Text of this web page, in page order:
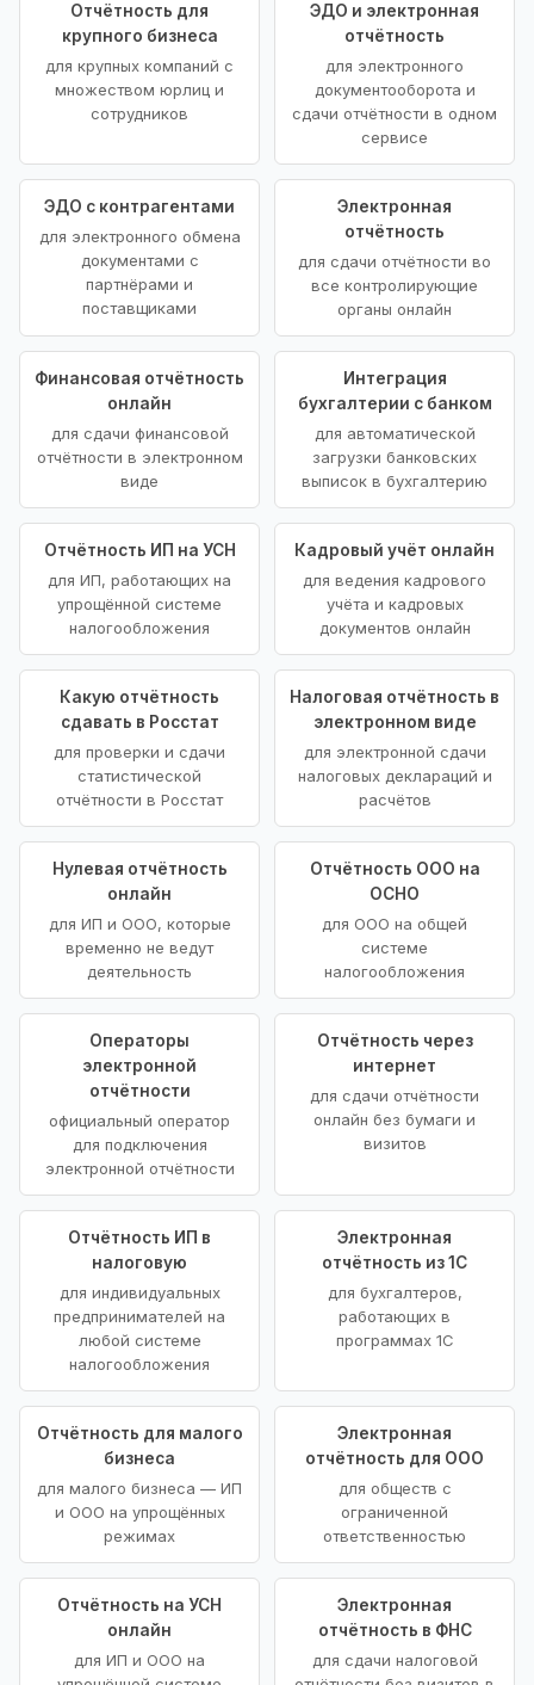
Отчётность для
крупного бизнеса
для крупных компаний с
множеством юрлиц и
сотрудников
ЭДО и электронная
отчётность
для электронного
документооборота и
сдачи отчётности в одном
сервисе
ЭДО с контрагентами
для электронного обмена
документами с
партнёрами и
поставщиками
Электронная
отчётность
для сдачи отчётности во
все контролирующие
органы онлайн
Финансовая отчётность
онлайн
для сдачи финансовой
отчётности в электронном
виде
Интеграция
бухгалтерии с банком
для автоматической
загрузки банковских
выписок в бухгалтерию
Отчётность ИП на УСН
для ИП, работающих на
упрощённой системе
налогообложения
Кадровый учёт онлайн
для ведения кадрового
учёта и кадровых
документов онлайн
Какую отчётность
сдавать в Росстат
для проверки и сдачи
статистической
отчётности в Росстат
Налоговая отчётность в
электронном виде
для электронной сдачи
налоговых деклараций и
расчётов
Нулевая отчётность
онлайн
для ИП и ООО, которые
временно не ведут
деятельность
Отчётность ООО на
ОСНО
для ООО на общей
системе
налогообложения
Операторы
электронной
отчётности
официальный оператор
для подключения
электронной отчётности
Отчётность через
интернет
для сдачи отчётности
онлайн без бумаги и
визитов
Отчётность ИП в
налоговую
для индивидуальных
предпринимателей на
любой системе
налогообложения
Электронная
отчётность из 1С
для бухгалтеров,
работающих в
программах 1С
Отчётность для малого
бизнеса
для малого бизнеса — ИП
и ООО на упрощённых
режимах
Электронная
отчётность для ООО
для обществ с
ограниченной
ответственностью
Отчётность на УСН
онлайн
для ИП и ООО на
Электронная
отчётность в ФНС
для сдачи налоговой